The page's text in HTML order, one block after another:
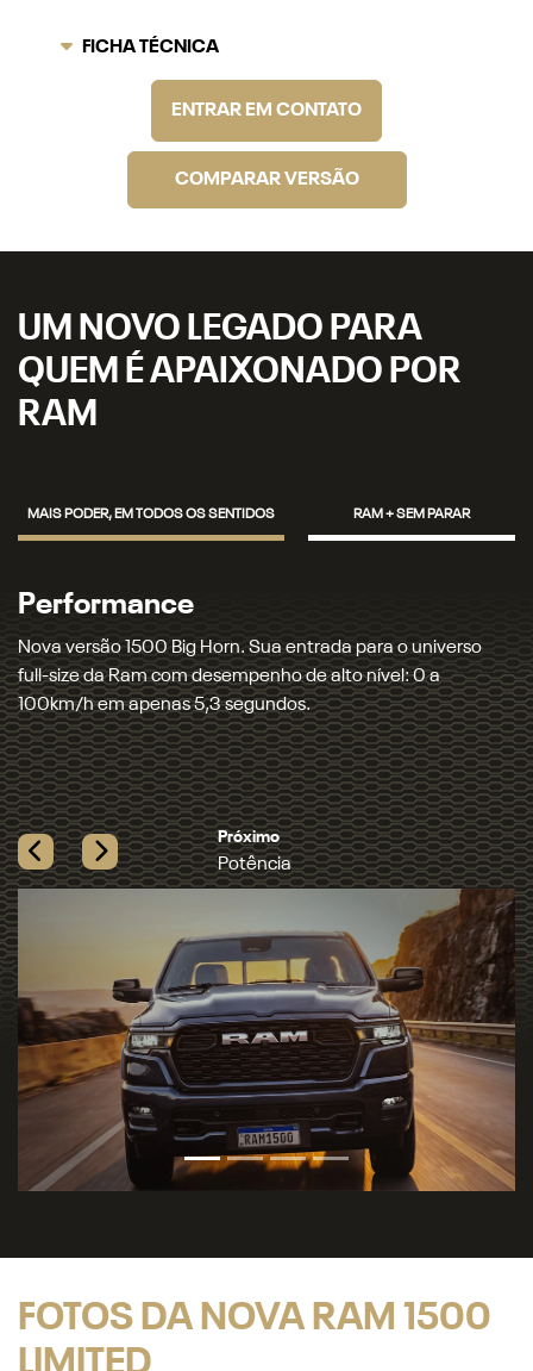
FICHA TÉCNICA
ENTRAR EM CONTATO
COMPARAR VERSÃO
UM NOVO LEGADO PARA
QUEM É APAIXONADO POR
RAM
MAIS PODER, EM TODOS OS SENTIDOS RAM + SEM PARAR
Potência
Equipada com motor 3.0L Hurricane 6 Biturbo e tração 4x4
Auto, a 1500 entrega a maior potência e o maior torque
entre as picapes full-size a gasolina.
Previous Next
Próximo
Tecnologia
FOTOS DA NOVA RAM 1500
LIMITED